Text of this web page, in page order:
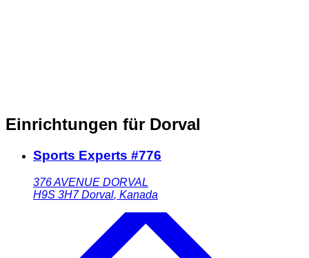
Einrichtungen für Dorval
Sports Experts #776
376 AVENUE DORVAL
H9S 3H7 Dorval, Kanada